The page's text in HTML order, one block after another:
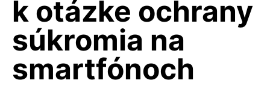
k otázke ochrany
súkromia na
smartfónoch